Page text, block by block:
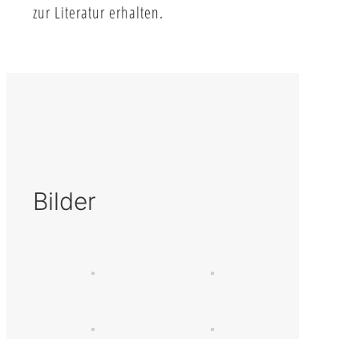
zur Literatur erhalten.
Bilder